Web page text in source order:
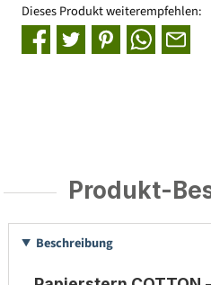
Dieses Produkt weiterempfehlen:
Produkt-
Beschreibung